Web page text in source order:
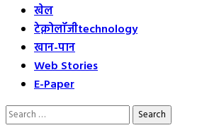
खेल
टेक्नोलॉजीtechnology
खान-पान
Web Stories
E-Paper
Search